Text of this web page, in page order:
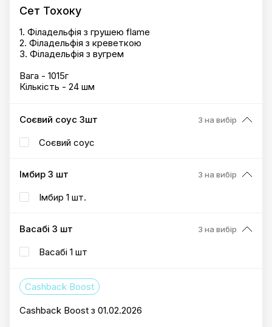
Сет Тохоку
1. Філадельфія з грушею flame
2. Філадельфія з креветкою
3. Філадельфія з вугрем
Вага - 1015г
Кількість - 24 шм
Соєвий соус 3шт 3 на вибір
Соєвий соус
Імбир 3 шт 3 на вибір
Імбир 1 шт.
Васабі 3 шт 3 на вибір
Васабі 1 шт
Cashback Boost
Cashback Boost з 01.02.2026